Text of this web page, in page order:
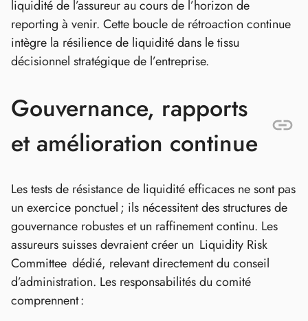
liquidité de l’assureur au cours de l’horizon de
reporting à venir. Cette boucle de rétroaction continue
intègre la résilience de liquidité dans le tissu
décisionnel stratégique de l’entreprise.
Gouvernance, rapports
et amélioration continue
Les tests de résistance de liquidité efficaces ne sont pas
un exercice ponctuel ; ils nécessitent des structures de
gouvernance robustes et un raffinement continu. Les
assureurs suisses devraient créer un Liquidity Risk
Committee dédié, relevant directement du conseil
d’administration. Les responsabilités du comité
comprennent :